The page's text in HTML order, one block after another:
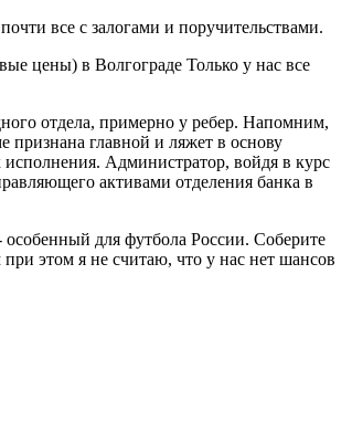
все с залогами и поручительствами.
цены) в Волгограде Только у нас все
отдела, примерно у ребер. Напомним,
признана главной и ляжет в основу
Администратор, войдя в курс
активами отделения банка в
для футбола России. Соберите
этом я не считаю, что у нас нет шансов